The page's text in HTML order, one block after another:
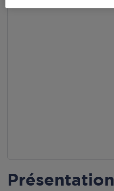
Présentation